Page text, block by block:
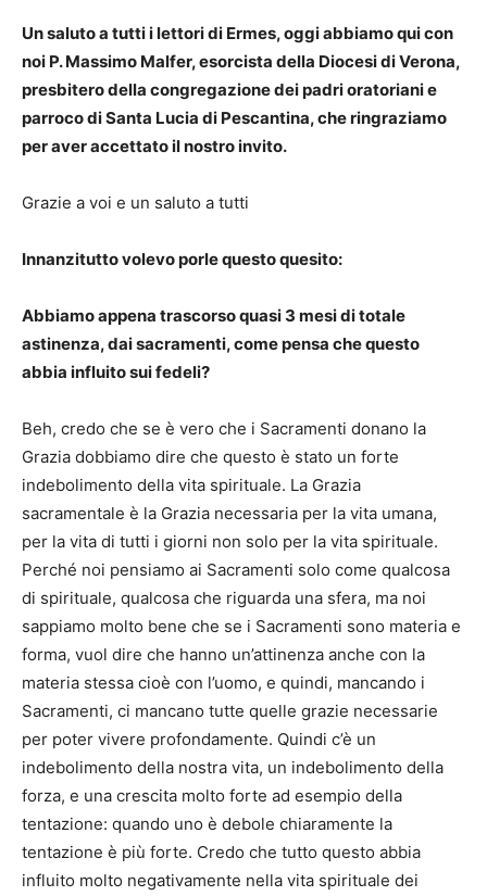
Un saluto a tutti i lettori di Ermes, oggi abbiamo qui con
noi P. Massimo Malfer, esorcista della Diocesi di Verona,
presbitero della congregazione dei padri oratoriani e
parroco di Santa Lucia di Pescantina, che ringraziamo
per aver accettato il nostro invito.
Grazie a voi e un saluto a tutti
Innanzitutto volevo porle questo quesito:
Abbiamo appena trascorso quasi 3 mesi di totale
astinenza, dai sacramenti, come pensa che questo
abbia influito sui fedeli?
Beh, credo che se è vero che i Sacramenti donano la
Grazia dobbiamo dire che questo è stato un forte
indebolimento della vita spirituale. La Grazia
sacramentale è la Grazia necessaria per la vita umana,
per la vita di tutti i giorni non solo per la vita spirituale.
Perché noi pensiamo ai Sacramenti solo come qualcosa
di spirituale, qualcosa che riguarda una sfera, ma noi
sappiamo molto bene che se i Sacramenti sono materia e
forma, vuol dire che hanno un’attinenza anche con la
materia stessa cioè con l’uomo, e quindi, mancando i
Sacramenti, ci mancano tutte quelle grazie necessarie
per poter vivere profondamente. Quindi c’è un
indebolimento della nostra vita, un indebolimento della
forza, e una crescita molto forte ad esempio della
tentazione: quando uno è debole chiaramente la
tentazione è più forte. Credo che tutto questo abbia
influito molto negativamente nella vita spirituale dei